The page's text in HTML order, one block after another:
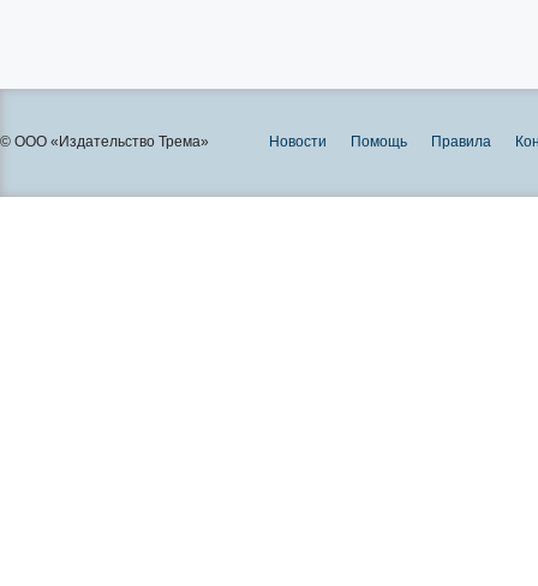
© ООО «Издательство Трема» Новости Помощь Правила